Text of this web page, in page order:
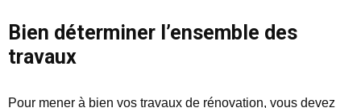
Bien déterminer l’ensemble des
travaux
Pour mener à bien vos travaux de rénovation, vous devez